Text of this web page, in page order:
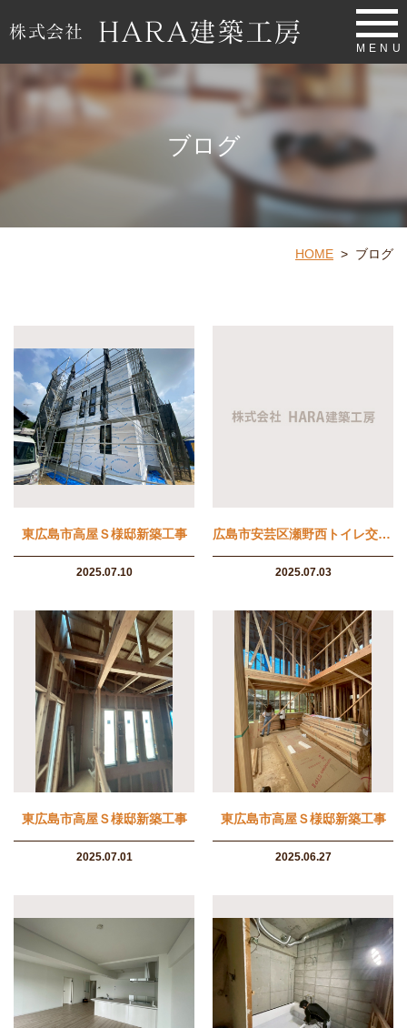
MENU
ブログ
HOME > ブログ
東広島市高屋Ｓ様邸新築工事
2025.07.10
広島市安芸区瀬野西トイレ交換工事
2025.07.03
東広島市高屋Ｓ様邸新築工事
2025.07.01
東広島市高屋Ｓ様邸新築工事
2025.06.27